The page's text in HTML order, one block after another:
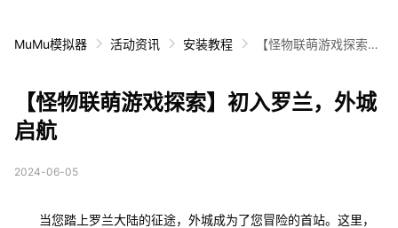
MuMu模拟器 活动资讯 安装教程
【怪物联萌游戏探索】
【怪物联萌游戏探索】初入罗兰，外城
启航
2024-06-05
当您踏上罗兰大陆的征途，外城成为了您冒险的首站。这里，